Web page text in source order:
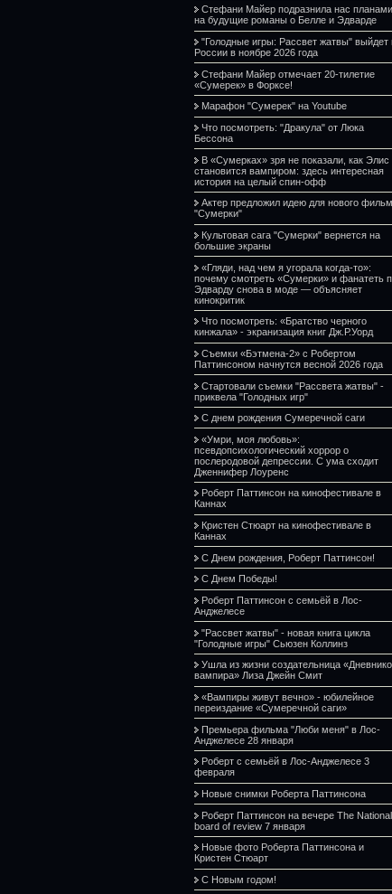
Стефани Майер подразнила нас планами
на будущие романы о Белле и Эдварде
"Голодные игры: Рассвет жатвы" выйдет
России в ноябре 2026 года
Стефани Майер отмечает 20-тилетие
«Сумерек» в Форксе!
Марафон "Сумерек" на Youtube
Что посмотреть: "Дракула" от Люка
Бессона
В «Сумерках» зря не показали, как Элис
становится вампиром: здесь интересная
история на целый спин-офф
Актер предложил идею для нового
"Сумерки"
Культовая сага "Сумерки" вернется на
большие экраны
«Гляди, над чем я угорала когда-то»:
почему смотреть «Сумерки» и фанатеть
Эдварду снова в моде — объясняет
кинокритик
Что посмотреть: «Братство черного
кинжала» - экранизация книг Дж.Р.Уорд
Съемки «Бэтмена-2» с Робертом
Паттинсоном начнутся весной 2026 года
Стартовали съемки "Рассвета жатвы" -
приквела "Голодных игр"
С днем рождения Сумеречной саги
«Умри, моя любовь»:
псевдопсихологический хоррор о
послеродовой депрессии. С ума сходит
Дженнифер Лоуренс
Роберт Паттинсон на кинофестивале в
Каннах
Кристен Стюарт на кинофестивале в
Каннах
С Днем рождения, Роберт Паттинсон!
С Днем Победы!
Роберт Паттинсон с семьёй в Лос-
Анджелесе
"Рассвет жатвы" - новая книга цикла
"Голодные игры" Сьюзен Коллинз
Ушла из жизни создательница
вампира» Лиза Джейн Смит
«Вампиры живут вечно» - юбилейное
переиздание «Сумеречной саги»
Премьера фильма "Люби меня" в Лос-
Анджелесе 28 января
Роберт с семьёй в Лос-Анджелесе 3
февраля
Новые снимки Роберта Паттинсона
Роберт Паттинсон на вечере The National
board of review 7 января
Новые фото Роберта Паттинсона и
Кристен Стюарт
С Новым годом!